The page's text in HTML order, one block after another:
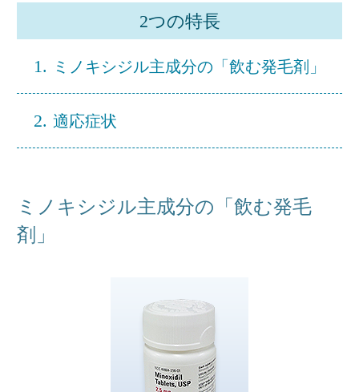
2つの特長
1. ミノキシジル主成分の「飲む発毛剤」
2. 適応症状
ミノキシジル主成分の「飲む発毛
剤」